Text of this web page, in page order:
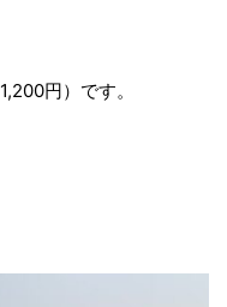
円）です。